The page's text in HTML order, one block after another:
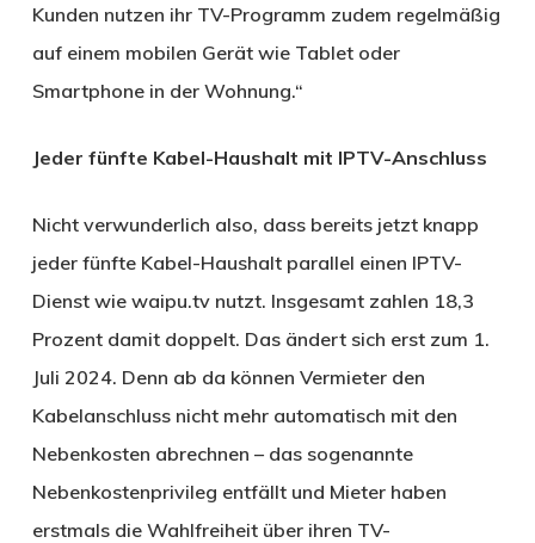
Kunden nutzen ihr TV-Programm zudem regelmäßig
auf einem mobilen Gerät wie Tablet oder
Smartphone in der Wohnung.“
Jeder fünfte Kabel-Haushalt mit IPTV-Anschluss
Nicht verwunderlich also, dass bereits jetzt knapp
jeder fünfte Kabel-Haushalt parallel einen IPTV-
Dienst wie waipu.tv nutzt. Insgesamt zahlen 18,3
Prozent damit doppelt. Das ändert sich erst zum 1.
Juli 2024. Denn ab da können Vermieter den
Kabelanschluss nicht mehr automatisch mit den
Nebenkosten abrechnen – das sogenannte
Nebenkostenprivileg entfällt und Mieter haben
erstmals die Wahlfreiheit über ihren TV-